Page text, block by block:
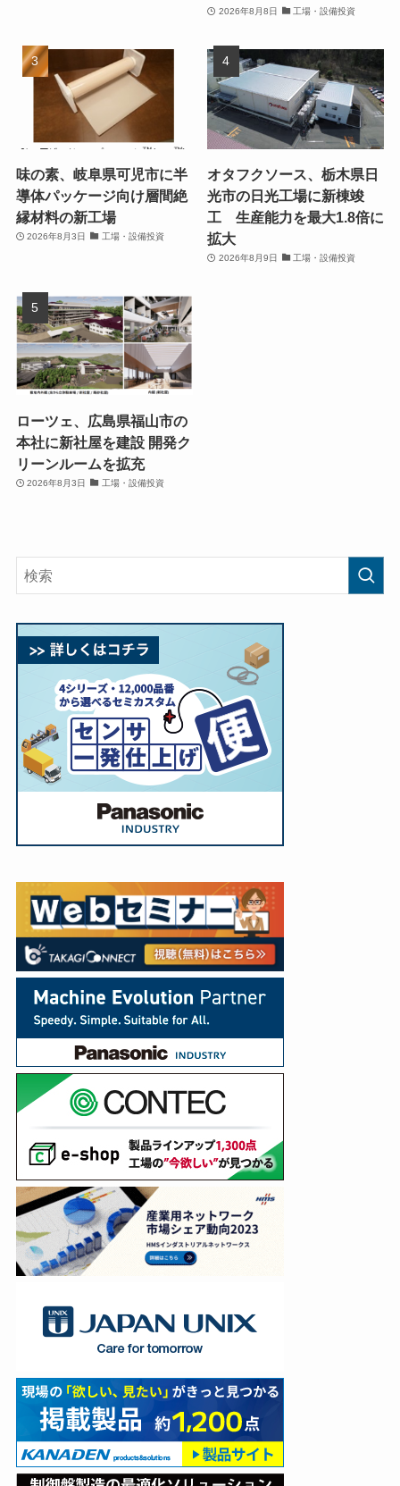
2026年8月8日 工場・設備投資
味の素、岐阜県可児市に半
導体パッケージ向け層間絶
縁材料の新工場
2026年8月3日 工場・設備投資
オタフクソース、栃木県日
光市の日光工場に新棟竣
工 生産能力を最大1.8倍に
拡大
2026年8月9日 工場・設備投資
ローツェ、広島県福山市の
本社に新社屋を建設 開発ク
リーンルームを拡充
2026年8月3日 工場・設備投資